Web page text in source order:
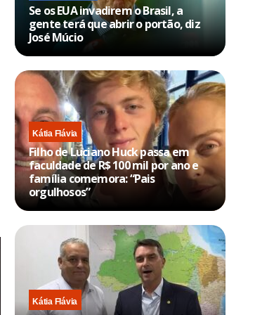
Se os EUA invadirem o Brasil, a
gente terá que abrir o portão, diz
José Múcio
Kátia Flávia
Filho de Luciano Huck passa em
faculdade de R$ 100 mil por ano e
família comemora: “Pais
orgulhosos”
Kátia Flávia